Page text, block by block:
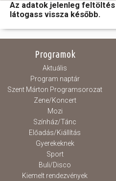
Az adatok jelenleg feltöltés
látogass vissza később.
Programok
Aktuális
Program naptár
Szent Márton Programsorozat
Zene/Koncert
Mozi
Színház/Tánc
Előadás/Kiállítás
Gyerekeknek
Sport
Buli/Disco
Kiemelt rendezvények